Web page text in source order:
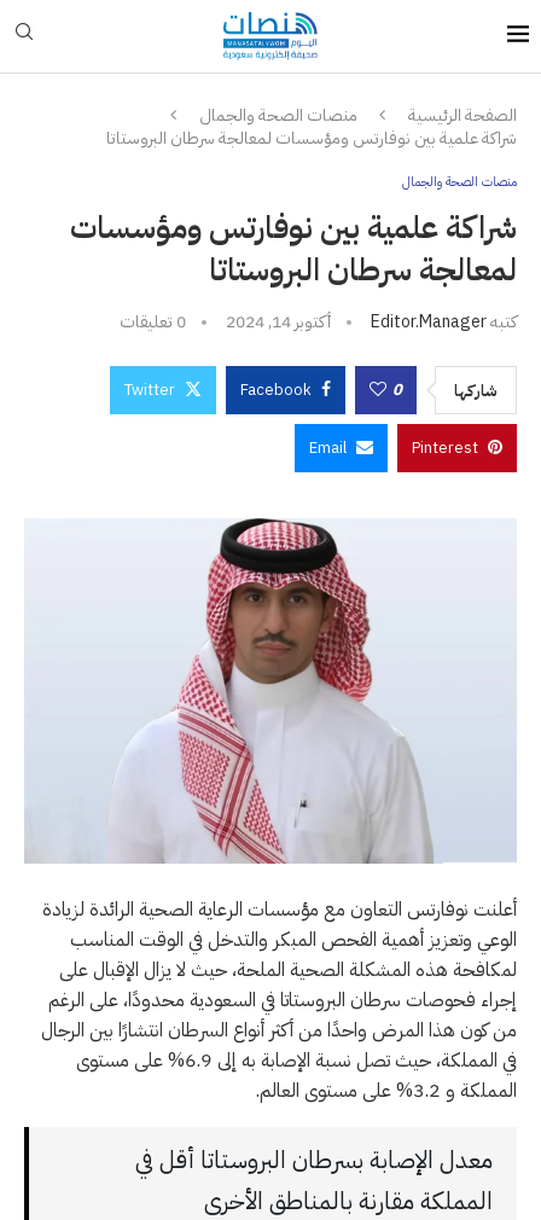
الصفحة الرئيسية
منصات الصحة والجمال
شراكة علمية بين نوفارتس ومؤسسات لمعالجة سرطان البروستاتا
منصات الصحة والجمال
شراكة علمية بين نوفارتس ومؤسسات
لمعالجة سرطان البروستاتا
كتبهEditor.manager أكتوبر 14, 2024 0 تعليقات
شاركها 0
Facebook
Twitter
Pinterest
Email
أعلنت نوفارتس التعاون مع مؤسسات الرعاية الصحية الرائدة لزيادة
الوعي وتعزيز أهمية الفحص المبكر والتدخل في الوقت المناسب
لمكافحة هذه المشكلة الصحية الملحة، حيث لا يزال الإقبال على
إجراء فحوصات سرطان البروستاتا في السعودية محدودًا، على الرغم
من كون هذا المرض واحدًا من أكثر أنواع السرطان انتشارًا بين الرجال
في المملكة، حيث تصل نسبة الإصابة به إلى 6.9% على مستوى
المملكة و 3.2% على مستوى العالم.
معدل الإصابة بسرطان البروستاتا أقل في
المملكة مقارنة بالمناطق الأخرى